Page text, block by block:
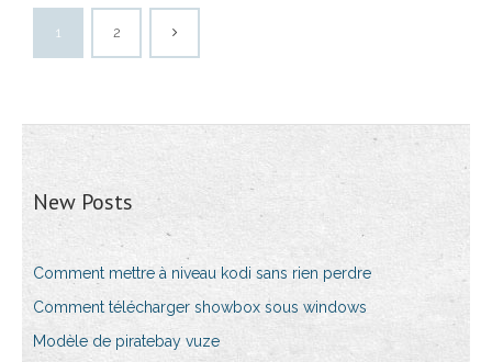
1 2
New Posts
Comment mettre à niveau kodi sans rien perdre
Comment télécharger showbox sous windows
Modèle de piratebay vuze